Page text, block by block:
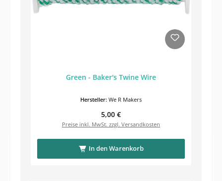
Green - Baker's Twine Wire
Hersteller: We R Makers
Regulärer Preis:
5,00 €
Preise inkl. MwSt. zzgl. Versandkosten
In den Warenkorb